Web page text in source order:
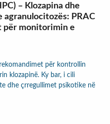
– Klozapina dhe
PRAC
për monitorimin e
për kontrollin
klozapinë. Ky bar, i cili
dhe çrregullimet psikotike në